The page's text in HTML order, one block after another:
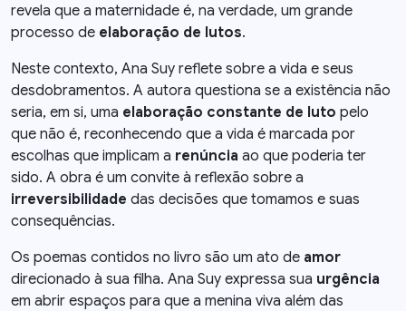
revela que a maternidade é, na verdade, um grande
processo de elaboração de lutos.
Neste contexto, Ana Suy reflete sobre a vida e seus
desdobramentos. A autora questiona se a existência não
seria, em si, uma elaboração constante de luto pelo
que não é, reconhecendo que a vida é marcada por
escolhas que implicam a renúncia ao que poderia ter
sido. A obra é um convite à reflexão sobre a
irreversibilidade das decisões que tomamos e suas
consequências.
Os poemas contidos no livro são um ato de amor
direcionado à sua filha. Ana Suy expressa sua urgência
em abrir espaços para que a menina viva além das